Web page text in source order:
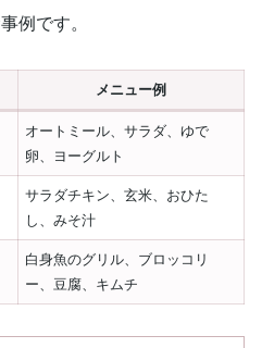
例です。
メニュー例
オートミール、サラダ、ゆで
卵、ヨーグルト
サラダチキン、玄米、おひた
し、みそ汁
白身魚のグリル、ブロッコリ
ー、豆腐、キムチ